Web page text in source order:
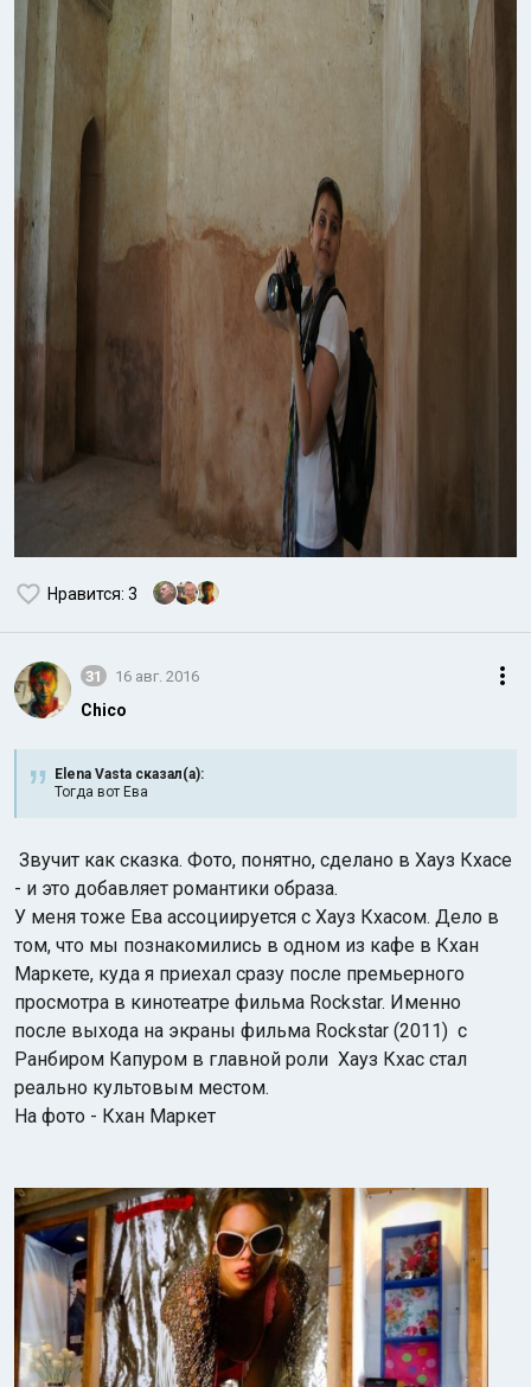
Нравится: 3
31 16 авг. 2016
Chico
Elena Vasta сказал(а):
Тогда вот Ева
Звучит как сказка. Фото, понятно, сделано в Хауз Кхасе
- и это добавляет романтики образа.
У меня тоже Ева ассоциируется с Хауз Кхасом. Дело в
том, что мы познакомились в одном из кафе в Кхан
Маркете, куда я приехал сразу после премьерного
просмотра в кинотеатре фильма Rockstar. Именно
после выхода на экраны фильма Rockstar (2011) с
Ранбиром Капуром в главной роли Хауз Кхас стал
реально культовым местом.
На фото - Кхан Маркет